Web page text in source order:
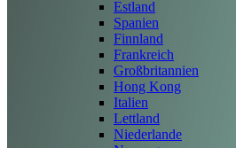
Estland
Spanien
Finnland
Frankreich
Großbritannien
Hong Kong
Italien
Lettland
Niederlande